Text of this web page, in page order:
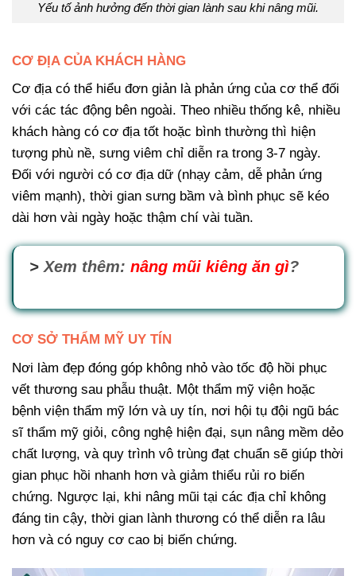
Yếu tố ảnh hưởng đến thời gian lành sau khi nâng mũi.
CƠ ĐỊA CỦA KHÁCH HÀNG
Cơ địa có thể hiểu đơn giản là phản ứng của cơ thể đối
với các tác động bên ngoài. Theo nhiều thống kê, nhiều
khách hàng có cơ địa tốt hoặc bình thường thì hiện
tượng phù nề, sưng viêm chỉ diễn ra trong 3-7 ngày.
Đối với người có cơ địa dữ (nhạy cảm, dễ phản ứng
viêm mạnh), thời gian sưng bầm và bình phục sẽ kéo
dài hơn vài ngày hoặc thậm chí vài tuần.
> Xem thêm: nâng mũi kiêng ăn gì?
CƠ SỞ THẨM MỸ UY TÍN
Nơi làm đẹp đóng góp không nhỏ vào tốc độ hồi phục
vết thương sau phẫu thuật. Một thẩm mỹ viện hoặc
bệnh viện thẩm mỹ lớn và uy tín, nơi hội tụ đội ngũ bác
sĩ thẩm mỹ giỏi, công nghệ hiện đại, sụn nâng mềm dẻo
chất lượng, và quy trình vô trùng đạt chuẩn sẽ giúp thời
gian phục hồi nhanh hơn và giảm thiểu rủi ro biến
chứng. Ngược lại, khi nâng mũi tại các địa chỉ không
đáng tin cậy, thời gian lành thương có thể diễn ra lâu
hơn và có nguy cơ cao bị biến chứng.